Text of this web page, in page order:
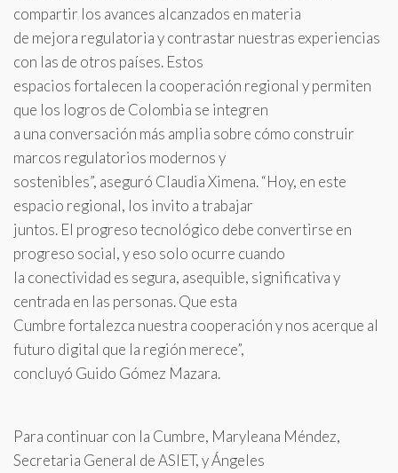
compartir los avances alcanzados en materia
de mejora regulatoria y contrastar nuestras experiencias
con las de otros países. Estos
espacios fortalecen la cooperación regional y permiten
que los logros de Colombia se integren
a una conversación más amplia sobre cómo construir
marcos regulatorios modernos y
sostenibles”, aseguró Claudia Ximena. “Hoy, en este
espacio regional, los invito a trabajar
juntos. El progreso tecnológico debe convertirse en
progreso social, y eso solo ocurre cuando
la conectividad es segura, asequible, significativa y
centrada en las personas. Que esta
Cumbre fortalezca nuestra cooperación y nos acerque al
futuro digital que la región merece”,
concluyó Guido Gómez Mazara.
Para continuar con la Cumbre, Maryleana Méndez,
Secretaria General de ASIET, y Ángeles